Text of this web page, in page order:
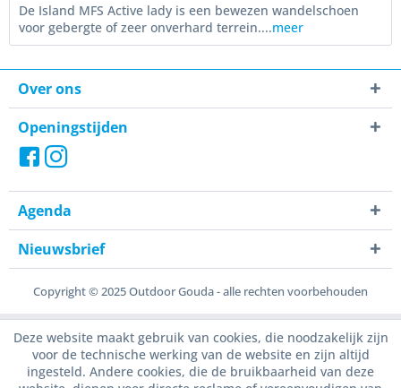
De Island MFS Active lady is een bewezen wandelschoen
voor gebergte of zeer onverhard terrein....meer
Over ons
Openingstijden
Agenda
Nieuwsbrief
Copyright © 2025 Outdoor Gouda - alle rechten voorbehouden
Deze website maakt gebruik van cookies, die noodzakelijk zijn
voor de technische werking van de website en zijn altijd
ingesteld. Andere cookies, die de bruikbaarheid van deze